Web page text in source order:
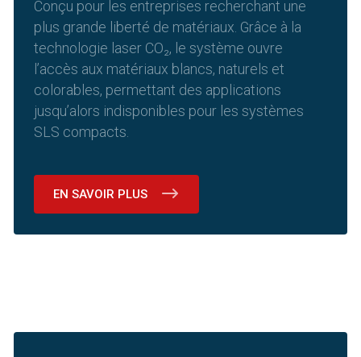
Conçu pour les entreprises recherchant une
plus grande liberté de matériaux. Grâce à la
technologie laser CO₂, le système ouvre
l’accès aux matériaux blancs, naturels et
colorables, permettant des applications
jusqu’alors indisponibles pour les systèmes
SLS compacts.
EN SAVOIR PLUS